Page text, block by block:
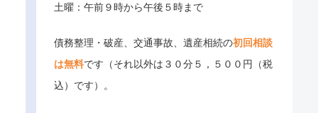
土曜：午前９時から午後５時まで
債務整理・破産、交通事故、遺産相続の初回相談
は無料です（それ以外は３０分５，５００円（税
込）です）。